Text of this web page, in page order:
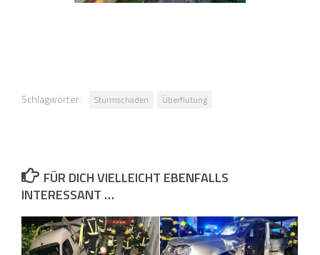
Schlagwörter: Sturmschaden Überflutung
FÜR DICH VIELLEICHT EBENFALLS
INTERESSANT …